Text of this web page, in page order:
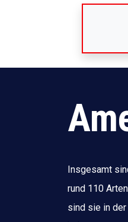
Insgesamt
rund 110
sind sie in